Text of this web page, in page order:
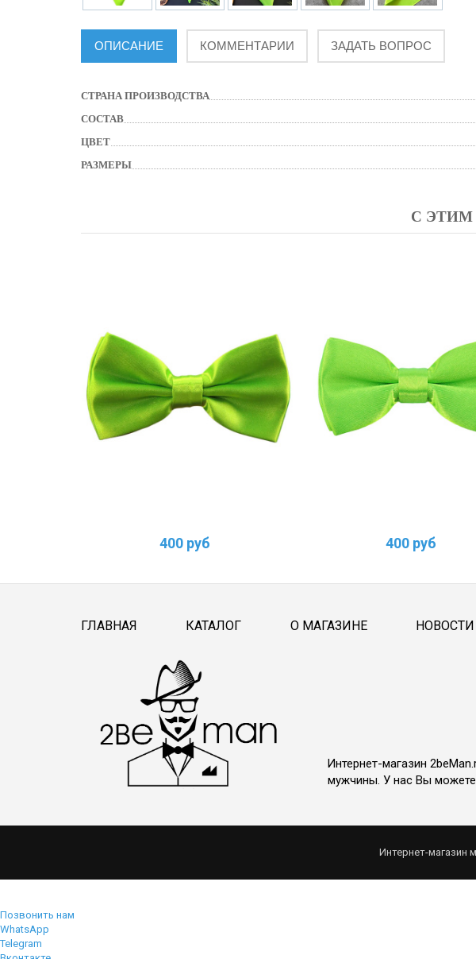
ОПИСАНИЕ КОММЕНТАРИИ ЗАДАТЬ ВОПРОС
СТРАНА ПРОИЗВОДСТВА
СОСТАВ
ЦВЕТ
РАЗМЕРЫ
С
400 руб 400 руб
ГЛАВНАЯ КАТАЛОГ О МАГАЗИНЕ НОВОСТИ
Интернет-магазин
мужчины. У нас Вы можете
Интернет-магазин
Позвонить нам
WhatsApp
Telegram